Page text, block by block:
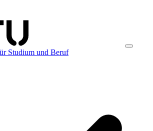
Studium und Beruf